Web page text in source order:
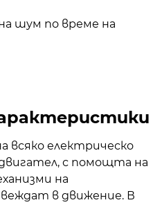
шум по време на
всяко електрическо
с помощта на
на
в движение. В